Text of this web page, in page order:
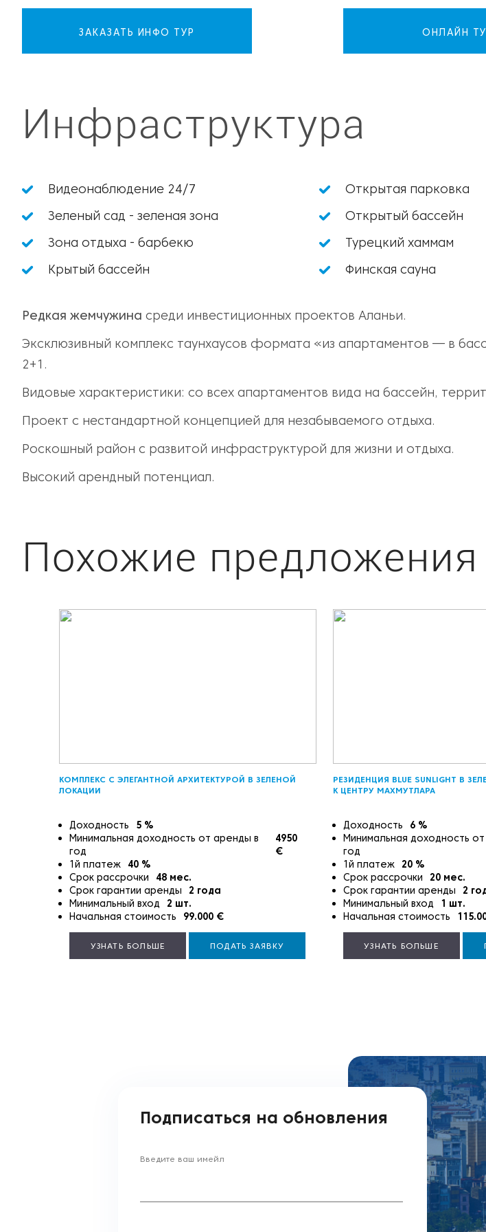
ЗАКАЗАТЬ ИНФО ТУР ОНЛАЙН
Инфраструктура
Видеонаблюдение 24/7
Зеленый сад - зеленая зона
Зона отдыха - барбекю
Крытый бассейн
Открытая парковка
Открытый бассейн
Турецкий хаммам
Финская сауна
Редкая жемчужина среди инвестиционных проектов Аланьи.
Эксклюзивный комплекс таунхаусов формата «из апартаментов — в
2+1.
Видовые характеристики: со всех апартаментов вида на бассейн,
Проект с нестандартной концепцией для незабываемого отдыха.
Роскошный район с развитой инфраструктурой для жизни и отдыха.
Высокий арендный потенциал.
Похожие предложения
КОМПЛЕКС С ЭЛЕГАНТНОЙ АРХИТЕКТУРОЙ В ЗЕЛЕНОЙ
ЛОКАЦИИ
Доходность 5 %
Минимальная доходность от аренды в
год
4950
€
1й платеж
40 %
Срок рассрочки
48 мес.
Срок гарантии аренды
2 года
Минимальный вход
2 шт.
Начальная стоимость
99.000 €
УЗНАТЬ БОЛЬШЕ ПОДАТЬ ЗАЯВКУ
РЕЗИДЕНЦИЯ BLUE SUNLIGHT В
К ЦЕНТРУ МАХМУТЛАРА
Доходность 6 %
Минимальная доходность
год
1й платеж
20 %
Срок рассрочки
20 мес.
Срок гарантии аренды
2
Минимальный вход
1 шт.
Начальная стоимость
УЗНАТЬ БОЛЬШЕ
Подписаться на обновления
Введите ваш имейл